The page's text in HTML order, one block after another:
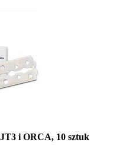
i ORCA, 10 sztuk